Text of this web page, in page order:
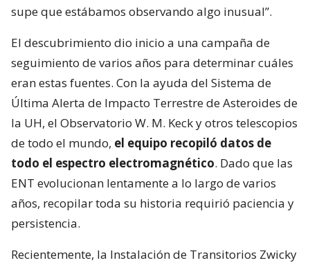
supe que estábamos observando algo inusual”.
El descubrimiento dio inicio a una campaña de
seguimiento de varios años para determinar cuáles
eran estas fuentes. Con la ayuda del Sistema de
Última Alerta de Impacto Terrestre de Asteroides de
la UH, el Observatorio W. M. Keck y otros telescopios
de todo el mundo, el equipo recopiló datos de
todo el espectro electromagnético. Dado que las
ENT evolucionan lentamente a lo largo de varios
años, recopilar toda su historia requirió paciencia y
persistencia.
Recientemente, la Instalación de Transitorios Zwicky